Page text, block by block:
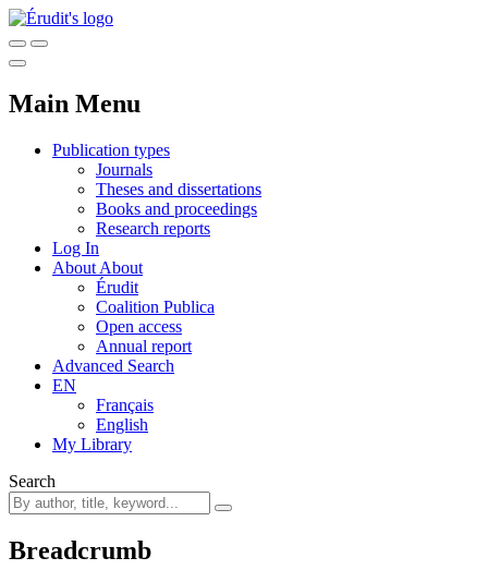
Main Menu
Publication types
Journals
Theses and dissertations
Books and proceedings
Research reports
Log In
About About
Érudit
Coalition Publica
Open access
Annual report
Advanced Search
EN
Français
English
My Library
Search
Breadcrumb